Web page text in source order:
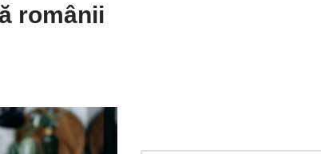
românii